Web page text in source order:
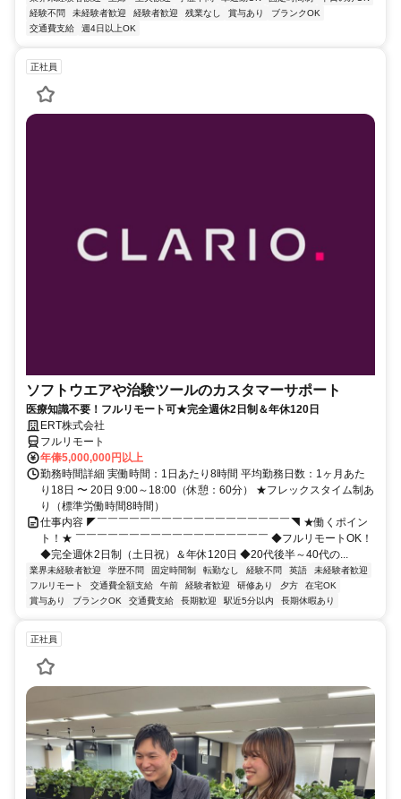
経験不問
未経験者歓迎 経験者歓迎 残業なし 賞与あり
ブランクOK
交通費支給
週4日以上OK
正社員
ソフトウエアや治験ツールのカスタマーサポート
医療知識不要！フルリモート可★完全週休2日制＆年休120日
ERT株式会社
フルリモート
年俸5,000,000円以上
勤務時間詳細 実働時間：1日あたり8時間 平均勤務日数：1ヶ月あた
り18日 〜 20日 9:00～18:00（休憩：60分） ★フレックスタイム制あ
り（標準労働時間8時間）
仕事内容 ◤￣￣￣￣￣￣￣￣￣￣￣￣￣￣￣￣￣￣◥ ★働くポイン
ト！★ ￣￣￣￣￣￣￣￣￣￣￣￣￣￣￣￣￣￣ ◆フルリモートOK！
◆完全週休2日制（土日祝）＆年休120日 ◆20代後半～40代の...
業界未経験者歓迎 学歴不問 固定時間制 転勤なし 経験不問 英語
未経験者歓迎
フルリモート
交通費全額支給 午前 経験者歓迎 研修あり 夕方
在宅OK
賞与あり
ブランクOK 交通費支給 長期歓迎 駅近5分以内 長期休暇あり
正社員